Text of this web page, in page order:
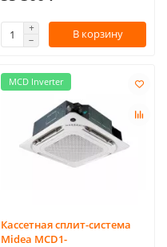
В корзину
MCD Inverter
Кассетная сплит-система
Midea MCD1-